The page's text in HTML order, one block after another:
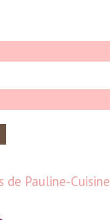
de Pauline-Cuisine